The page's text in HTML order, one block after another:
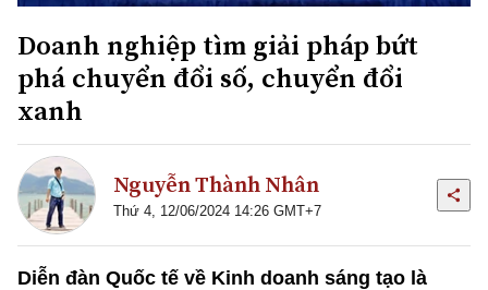
Doanh nghiệp tìm giải pháp bứt
phá chuyển đổi số, chuyển đổi
xanh
Nguyễn Thành Nhân
Thứ 4, 12/06/2024 14:26 GMT+7
Diễn đàn Quốc tế về Kinh doanh sáng tạo là